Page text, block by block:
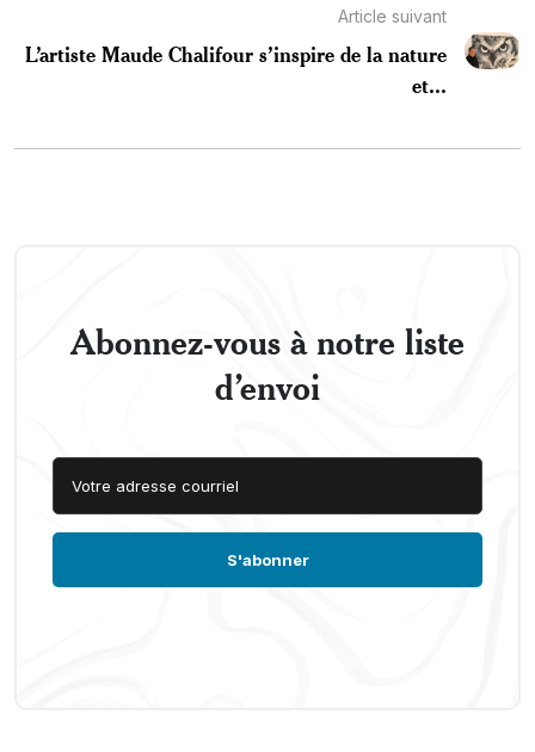
Article suivant
L’artiste Maude Chalifour s’inspire de la nature
et...
Abonnez-vous à notre liste
d’envoi